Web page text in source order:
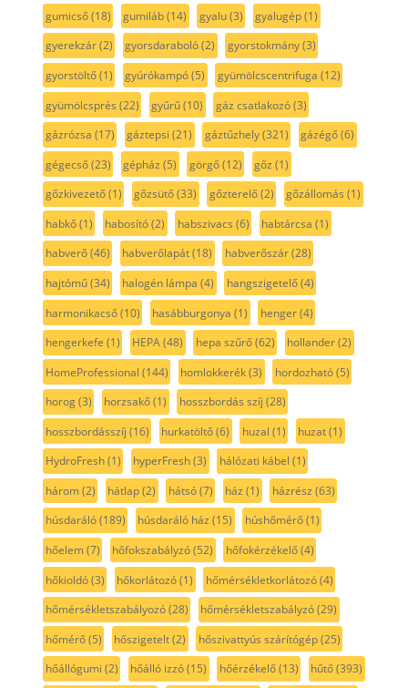
gumicső(18) gumiláb(14) gyalu(3) gyalugép(1)
gyerekzár(2) gyorsdaraboló(2) gyorstokmány(3)
gyorstöltő(1) gyúrókampó(5) gyümölcscentrifuga (12)
gyümölcsprés (22) gyűrű(10) gáz csatlakozó(3)
gázrózsa (17) gáztepsi (21) gáztűzhely(321) gázégő(6)
gégecső(23) gépház (5) görgő(12) gőz (1)
gőzkivezető(1) gőzsütő(33) gőzterelő(2) gőzállomás (1)
habkő(1) habosító(2) habszivacs (6) habtárcsa (1)
habverő(46) habverőlapát(18) habverőszár(28)
hajtómű(34) halogén lámpa (4) hangszigetelő(4)
harmonikacső(10) hasábburgonya (1) henger(4)
hengerkefe (1) HEPA(48) hepa szűrő(62) hollander(2)
HomeProfessional (144) homlokkerék(3) hordozható(5)
horog(3) horzsakő(1) hosszbordás szíj (28)
hosszbordásszíj (16) hurkatöltő(6) huzal (1) huzat(1)
HydroFresh(1) hyperFresh(3) hálózati kábel (1)
három(2) hátlap(2) hátsó(7) ház (1) házrész (63)
húsdaráló(189) húsdaráló ház (15) húshőmérő(1)
hőelem(7) hőfokszabályzó(52) hőfokérzékelő(4)
hőkioldó(3) hőkorlátozó(1) hőmérsékletkorlátozó(4)
hőmérsékletszabályozó(28) hőmérsékletszabályzó(29)
hőmérő(5) hőszigetelt(2) hőszivattyús szárítógép(25)
hőállógumi (2) hőálló izzó(15) hőérzékelő(13) hűtő(393)